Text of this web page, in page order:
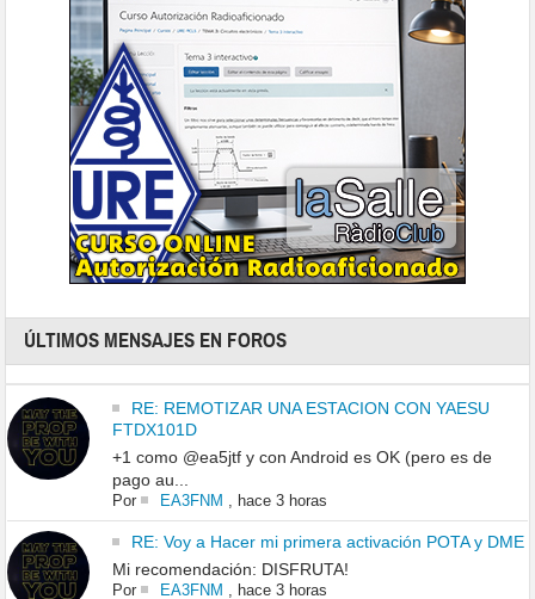
ÚLTIMOS MENSAJES EN FOROS
RE: REMOTIZAR UNA ESTACION CON YAESU
FTDX101D
+1 como @ea5jtf y con Android es OK (pero es de
pago au...
Por EA3FNM hace 3 horas
RE: Voy a Hacer mi primera activación POTA y DME
Mi recomendación: DISFRUTA!
Por EA3FNM hace 3 horas